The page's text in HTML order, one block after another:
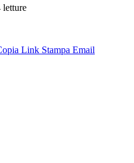
letture
Link Stampa Email